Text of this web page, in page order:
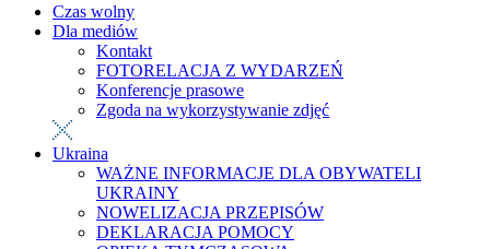
Czas wolny
Dla mediów
Kontakt
FOTORELACJA Z WYDARZEŃ
Konferencje prasowe
Zgoda na wykorzystywanie zdjęć
Ukraina
WAŻNE INFORMACJE DLA OBYWATELI
UKRAINY
NOWELIZACJA PRZEPISÓW
DEKLARACJA POMOCY